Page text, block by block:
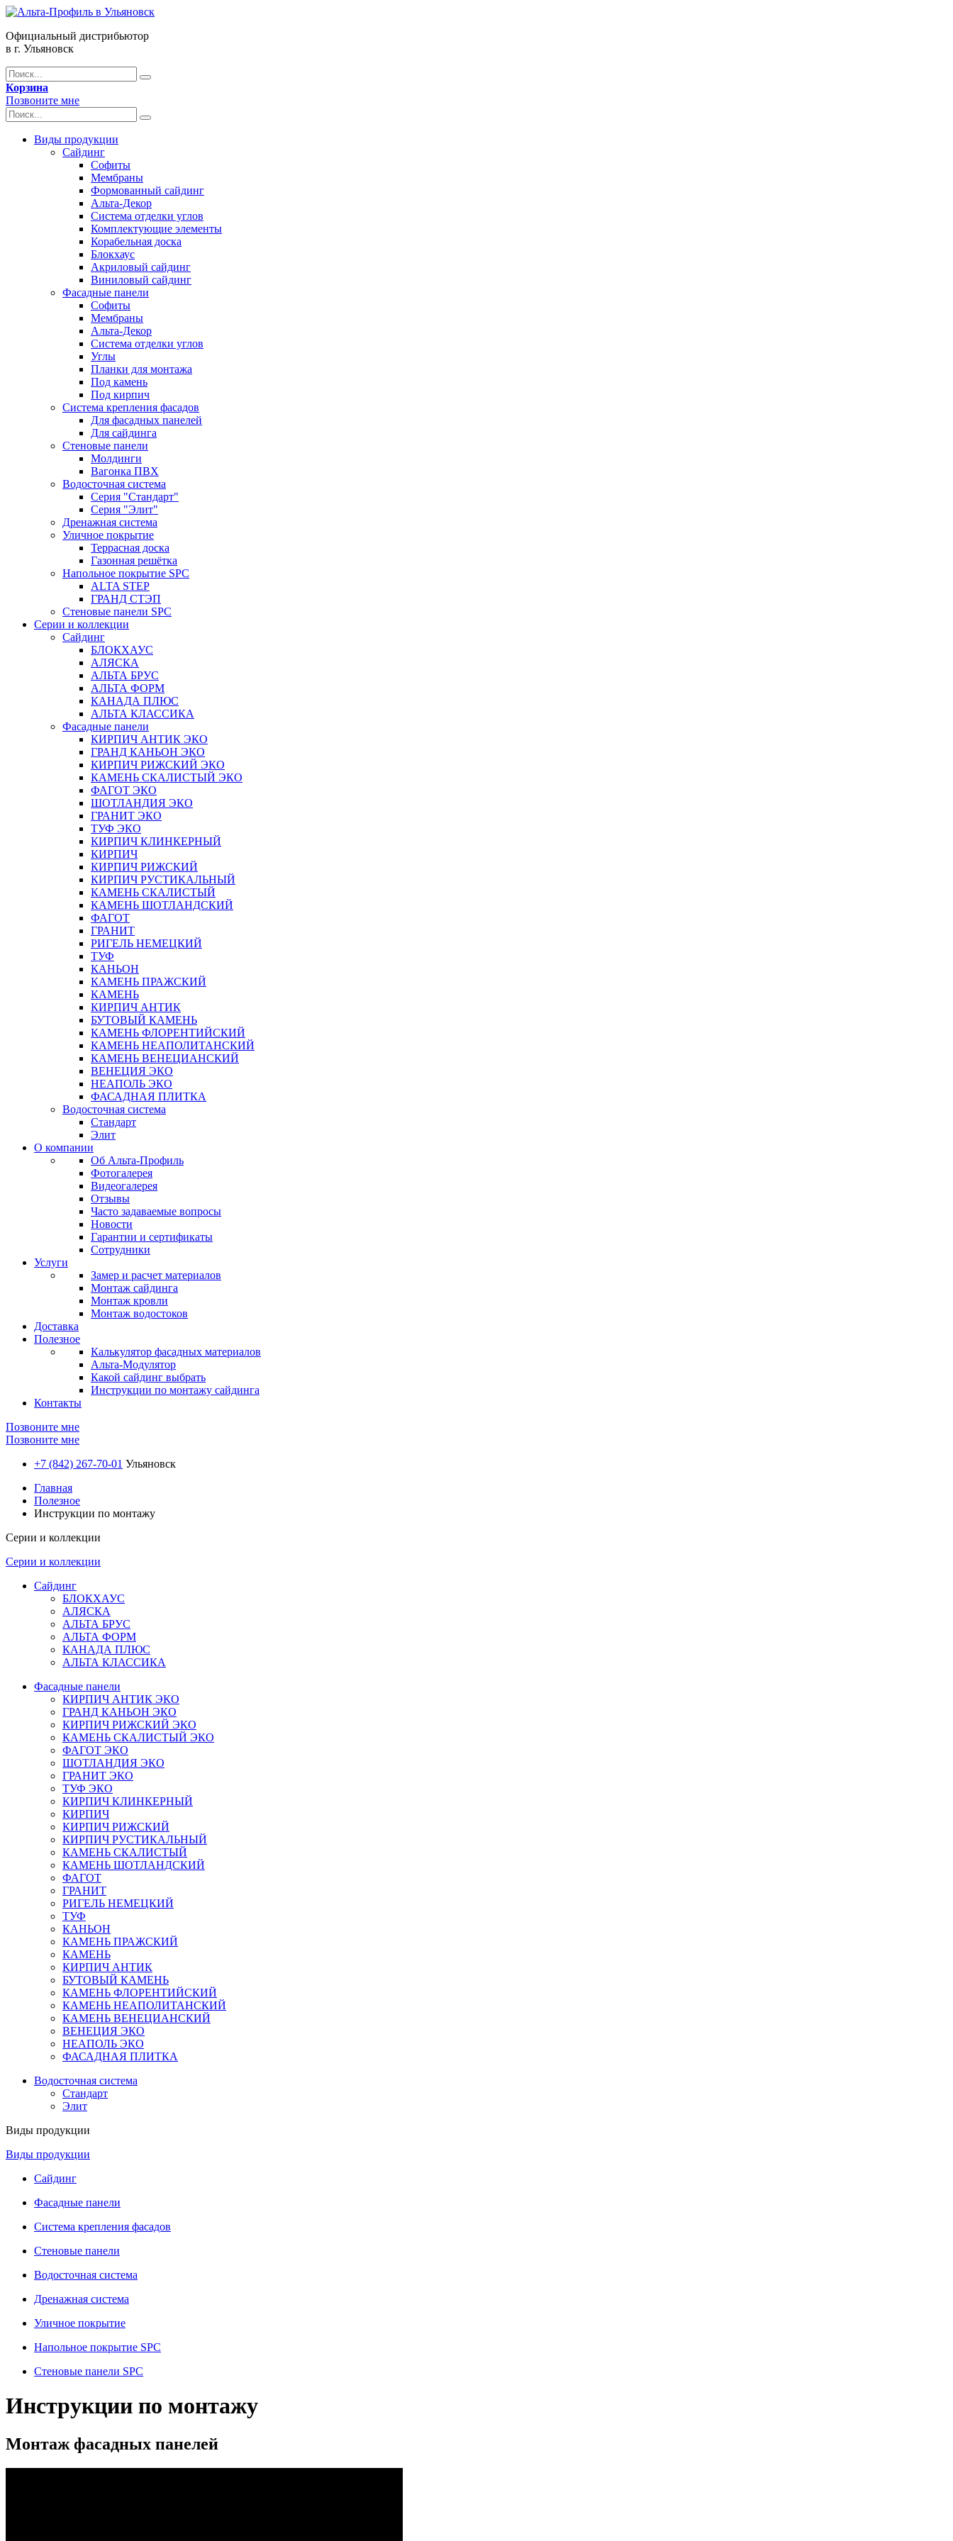
Официальный дистрибьютор
в г. Ульяновск
Корзина
Позвоните мне
Виды продукции
Сайдинг
Софиты
Мембраны
Формованный сайдинг
Альта-Декор
Система отделки углов
Комплектующие элементы
Корабельная доска
Блокхаус
Акриловый сайдинг
Виниловый сайдинг
Фасадные панели
Софиты
Мембраны
Альта-Декор
Система отделки углов
Углы
Планки для монтажа
Под камень
Под кирпич
Система крепления фасадов
Для фасадных панелей
Для сайдинга
Стеновые панели
Молдинги
Вагонка ПВХ
Водосточная система
Серия "Стандарт"
Серия "Элит"
Дренажная система
Уличное покрытие
Террасная доска
Газонная решётка
Напольное покрытие SPC
ALTA STEP
ГРАНД СТЭП
Стеновые панели SPC
Серии и коллекции
Сайдинг
БЛОКХАУС
АЛЯСКА
АЛЬТА БРУС
АЛЬТА ФОРМ
КАНАДА ПЛЮС
АЛЬТА КЛАССИКА
Фасадные панели
КИРПИЧ АНТИК ЭКО
ГРАНД КАНЬОН ЭКО
КИРПИЧ РИЖСКИЙ ЭКО
КАМЕНЬ СКАЛИСТЫЙ ЭКО
ФАГОТ ЭКО
ШОТЛАНДИЯ ЭКО
ГРАНИТ ЭКО
ТУФ ЭКО
КИРПИЧ КЛИНКЕРНЫЙ
КИРПИЧ
КИРПИЧ РИЖСКИЙ
КИРПИЧ РУСТИКАЛЬНЫЙ
КАМЕНЬ СКАЛИСТЫЙ
КАМЕНЬ ШОТЛАНДСКИЙ
ФАГОТ
ГРАНИТ
РИГЕЛЬ НЕМЕЦКИЙ
ТУФ
КАНЬОН
КАМЕНЬ ПРАЖСКИЙ
КАМЕНЬ
КИРПИЧ АНТИК
БУТОВЫЙ КАМЕНЬ
КАМЕНЬ ФЛОРЕНТИЙСКИЙ
КАМЕНЬ НЕАПОЛИТАНСКИЙ
КАМЕНЬ ВЕНЕЦИАНСКИЙ
ВЕНЕЦИЯ ЭКО
НЕАПОЛЬ ЭКО
ФАСАДНАЯ ПЛИТКА
Водосточная система
Стандарт
Элит
О компании
Об Альта-Профиль
Фотогалерея
Видеогалерея
Отзывы
Часто задаваемые вопросы
Новости
Гарантии и сертификаты
Сотрудники
Услуги
Замер и расчет материалов
Монтаж сайдинга
Монтаж кровли
Монтаж водостоков
Доставка
Полезное
Калькулятор фасадных материалов
Альта-Модулятор
Какой сайдинг выбрать
Инструкции по монтажу сайдинга
Контакты
Позвоните мне
Позвоните мне
+7 (842) 267-70-01 Ульяновск
Главная
Полезное
Инструкции по монтажу
Серии и коллекции
Серии и коллекции
Сайдинг
БЛОКХАУС
АЛЯСКА
АЛЬТА БРУС
АЛЬТА ФОРМ
КАНАДА ПЛЮС
АЛЬТА КЛАССИКА
Фасадные панели
КИРПИЧ АНТИК ЭКО
ГРАНД КАНЬОН ЭКО
КИРПИЧ РИЖСКИЙ ЭКО
КАМЕНЬ СКАЛИСТЫЙ ЭКО
ФАГОТ ЭКО
ШОТЛАНДИЯ ЭКО
ГРАНИТ ЭКО
ТУФ ЭКО
КИРПИЧ КЛИНКЕРНЫЙ
КИРПИЧ
КИРПИЧ РИЖСКИЙ
КИРПИЧ РУСТИКАЛЬНЫЙ
КАМЕНЬ СКАЛИСТЫЙ
КАМЕНЬ ШОТЛАНДСКИЙ
ФАГОТ
ГРАНИТ
РИГЕЛЬ НЕМЕЦКИЙ
ТУФ
КАНЬОН
КАМЕНЬ ПРАЖСКИЙ
КАМЕНЬ
КИРПИЧ АНТИК
БУТОВЫЙ КАМЕНЬ
КАМЕНЬ ФЛОРЕНТИЙСКИЙ
КАМЕНЬ НЕАПОЛИТАНСКИЙ
КАМЕНЬ ВЕНЕЦИАНСКИЙ
ВЕНЕЦИЯ ЭКО
НЕАПОЛЬ ЭКО
ФАСАДНАЯ ПЛИТКА
Водосточная система
Стандарт
Элит
Виды продукции
Виды продукции
Сайдинг
Фасадные панели
Система крепления фасадов
Стеновые панели
Водосточная система
Дренажная система
Уличное покрытие
Напольное покрытие SPC
Стеновые панели SPC
Инструкции по монтажу
Монтаж фасадных панелей